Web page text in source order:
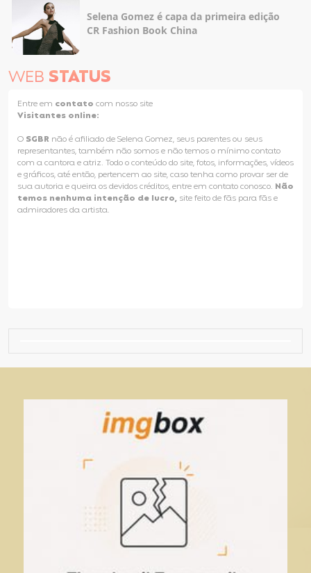
Selena Gomez é capa da primeira edição
CR Fashion Book China
WEB STATUS
Entre em contato com nosso site
Visitantes online:
O SGBR não é afiliado de Selena Gomez, seus parentes ou seus
representantes, também não somos e não temos o mínimo contato
com a cantora e atriz. Todo o conteúdo do site, fotos, informações, vídeos
e gráficos, até então, pertencem ao site, caso tenha como provar ser de
sua autoria e queira os devidos créditos, entre em contato conosco. Não
temos nenhuma intenção de lucro, site feito de fãs para fãs e
admiradores da artista.